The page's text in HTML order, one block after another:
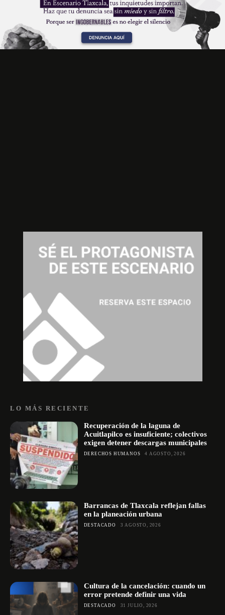
LO MÁS RECIENTE
Recuperación de la laguna de
Acuitlapilco es insuficiente; colectivos
exigen detener descargas municipales
DERECHOS HUMANOS 4 AGOSTO, 2026
Barrancas de Tlaxcala reflejan fallas
en la planeación urbana
DESTACADO 3 AGOSTO, 2026
Cultura de la cancelación: cuando un
error pretende definir una vida
DESTACADO 31 JULIO, 2026